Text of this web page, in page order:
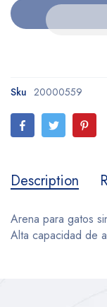
Sku 20000559
Description
Arena para gatos
Alta capacidad de